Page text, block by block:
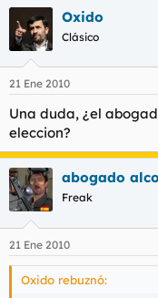
Oxido
Clásico
21 Ene 2010
Una duda, ¿el
eleccion?
abogado
Freak
21 Ene 2010
Oxido rebuznó: